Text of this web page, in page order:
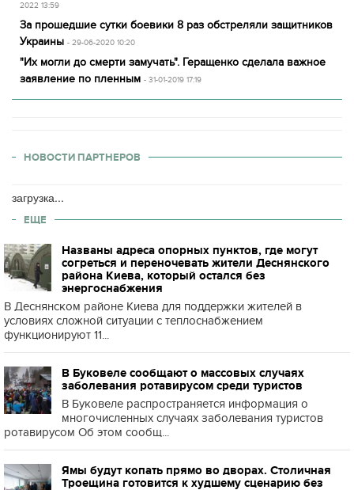
2022 13:59
За прошедшие сутки боевики 8 раз обстреляли защитников
Украины - 29-06-2020 10:20
"Их могли до смерти замучать". Геращенко сделала важное
заявление по пленным - 31-01-2019 17:19
НОВОСТИ ПАРТНЕРОВ
загрузка...
ЕЩЕ
Названы адреса опорных пунктов, где могут
согреться и переночевать жители Деснянского
района Киева, который остался без
энергоснабжения
В Деснянском районе Киева для поддержки жителей в
условиях сложной ситуации с теплоснабжением
функционируют 11...
В Буковеле сообщают о массовых случаях
заболевания ротавирусом среди туристов
В Буковеле распространяется информация о
многочисленных случаях заболевания туристов
ротавирусом Об этом сообщ...
Ямы будут копать прямо во дворах. Столичная
Троещина готовится к худшему сценарию без